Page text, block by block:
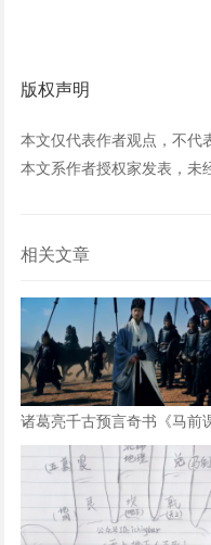
版权声明
本文仅代表作者观点，不代
本文系作者授权家发表，未
相关文章
诸葛亮千古预言奇书《马前
详解，太神了！